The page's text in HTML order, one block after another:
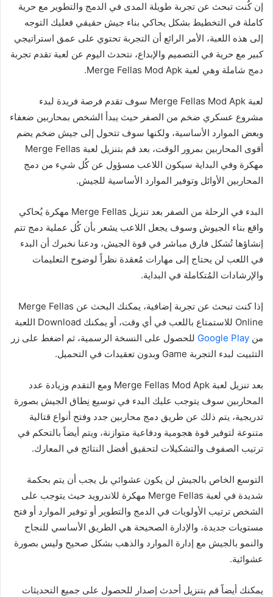
إن كٌنت تبحث عن تجربة طويلة المدى في الدمج والتطوير مع حرية
كاملة في التخطيط بشكل يحاكي بناء جيش حقيقي فعليك التوجه
إلى هذه اللعبة، الأمر الرائع أن التجربة تحتوي على عمق استراتيجي
كبير مع حرية في التصميم والإبداع، نتحدث اليوم عن لعبة تقدم تجربة
دمج شاملة وهي لعبة Merge Fellas Mod Apk.
لعبة Merge Fellas Mod Apk سوف تقدم فرصة فريدة لبدء
مشروع عسكري ضخم من الصفر حيث يبدأ الشخص بمحاربين ضعفاء
وبعض الموارد الأساسية، ولكنها سوف تتحول إلى جيش ضخم يضم
أقوى المحاربين بمرور الوقت، بعد قم بتنزيل لعبة Merge Fellas
مهكرة وفي البداية سيكون اللاعب مسؤول عن كُل شيء من دمج
المحاربين الأوائل وتوفير الموارد الأساسية للجيش.
البدء في الرحلة من الصفر بعد تنزيل Merge Fellas مهكرة يُحاكي
واقع بناء الجيوش وسوف يجعل اللاعب يشعر بأن كُل عملية دمج تتم
إنشاؤها تُشكل فارق مباشر في قوة الجيش، ودعنا نخبرك أن البدء
في اللعب لن يحتاج إلى مهارات مُعقدة نظراً لوضوح التعليمات
والإرشادات المُتكاملة في البداية.
إذا كنت تبحث عن تجربة إضافية، يمكنك البحث عن Merge Fellas
Online للاستمتاع باللعب في أي وقت، أو يمكنك Download اللعبة
من Google Play للحصول على النسخة الرسمية، ثم اضغط على زر
التثبيت لبدء التجربة Game وبدون تعقيدات في التحميل.
بعد تنزيل لعبة Merge Fellas Mod Apk ومع التقدم وزيادة عدد
المحاربين سوف يتوجب عليك البدء في توسيع نِطاق الجيش بصورة
تدريجية، يتم ذلك عن طريق دمج محاربين جدد وفتح أنواع قتالية
متنوعة لتوفير قوة هجومية ودفاعية متوازنة، ويتم أيضاً بالتحكم في
ترتيب الصفوف والتشكيلات لتحقيق أفضل النتائج في المعارك.
التوسع الخاص بالجيش لن يكون عشوائي بل يجب أن يتم بحكمة
شديدة في لعبة Merge Fellas مهكرة للاندرويد حيث يتوجب على
الشخص ترتيب الأولويات في الدمج والتطوير أو توفير الموارد أو فتح
مستويات جديدة، والإدارة الصحيحة هي الطريق الأساسي للنجاح
والنمو بالجيش مع إدارة الموارد والذهب بشكل صحيح وليس بصورة
عشوائية.
يمكنك أيضاً قم بتنزيل أحدث إصدار للحصول على جميع التحديثات